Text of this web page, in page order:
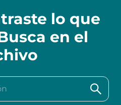
lo que
en el